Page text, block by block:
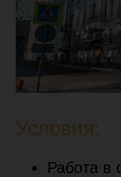
Условия:
Работа в